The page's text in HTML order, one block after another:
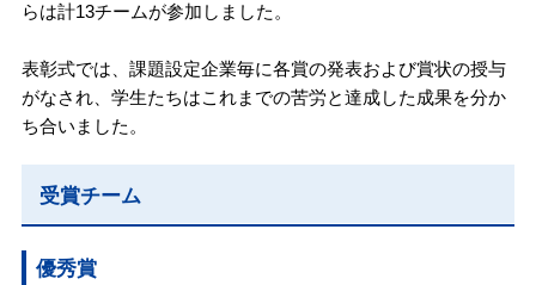
らは計13チームが参加しました。
表彰式では、課題設定企業毎に各賞の発表および賞状の授与
がなされ、学生たちはこれまでの苦労と達成した成果を分か
ち合いました。
受賞チーム
優秀賞